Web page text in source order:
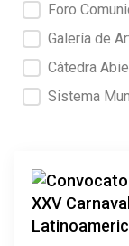
Foro
Galería de
Cátedra
Sistema